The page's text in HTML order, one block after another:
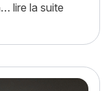
lire la suite